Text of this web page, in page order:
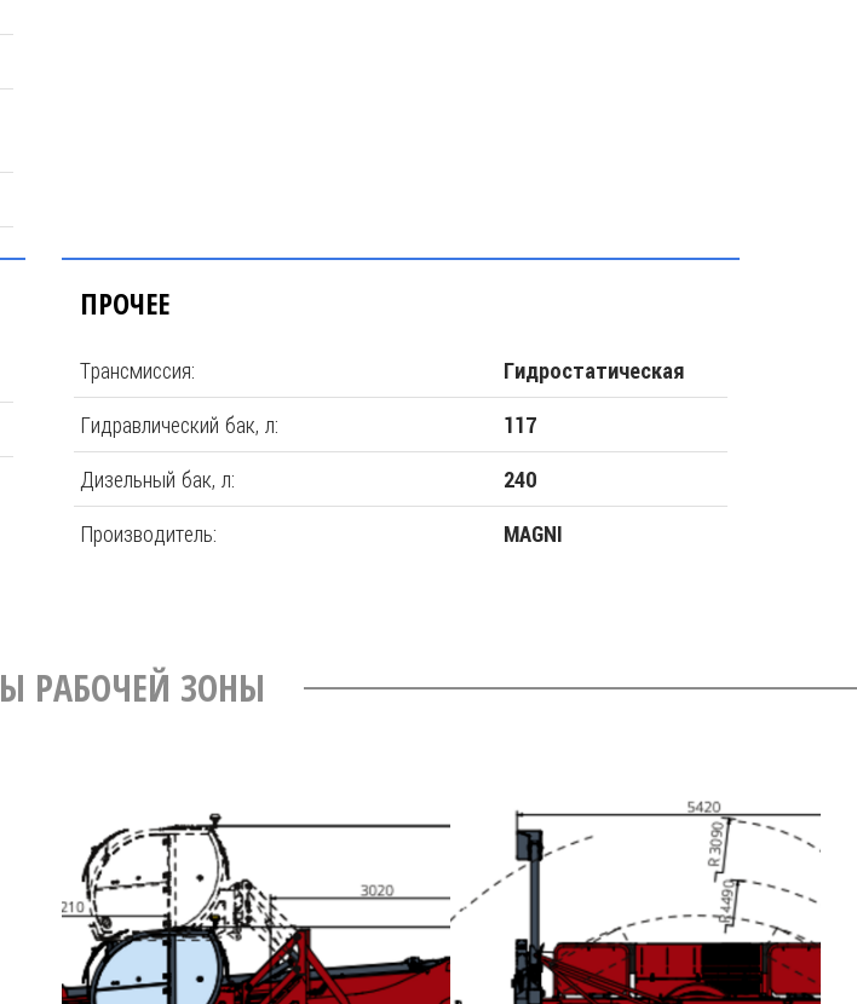
ПРОЧЕЕ
Трансмиссия: Гидростатическая
Гидравлический бак, л: 117
Дизельный бак, л: 240
Производитель: MAGNI
РАБОЧЕЙ ЗОНЫ